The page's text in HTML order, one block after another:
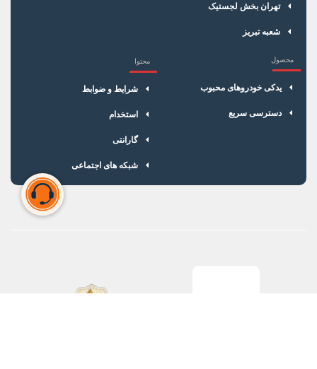
تهران بخش لجستیک
شعبه تبریز
محصول
یدکی خودروهای محبوب
دسترسی سریع
محتوا
شرایط و ضوابط
استخدام
گارانتی
شبکه های اجتماعی